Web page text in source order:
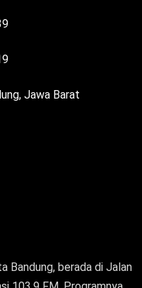
Jawa Barat
Bandung, berada di Jalan